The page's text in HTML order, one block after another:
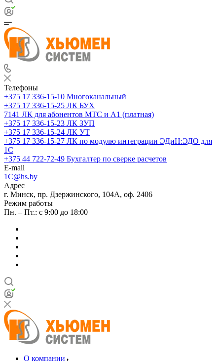
Телефоны
+375 17 336-15-10 Многоканальный
+375 17 336-15-25 ЛК БУХ
7141 ЛК для абонентов МТС и А1 (платная)
+375 17 336-15-23 ЛК ЗУП
+375 17 336-15-24 ЛК УТ
+375 17 336-15-27 ЛК по модулю интеграции ЭДиН:ЭДО для
1С
+375 44 722-72-49 Бухгалтер по сверке расчетов
E-mail
1C@hs.by
Адрес
г. Минск, пр. Дзержинского, 104А, оф. 2406
Режим работы
Пн. – Пт.: с 9:00 до 18:00
О компании